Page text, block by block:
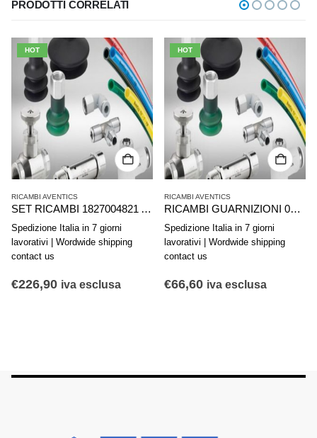
PRODOTTI CORRELATI
HOT
RICAMBI AVENTICS
SET RICAMBI 1827004821 AVENTICS SERIE PRA C10A D200 INTERIOR KIT
Spedizione Italia in 7 giorni
lavorativi | Wordwide shipping
contact us
€226,90 iva esclusa
HOT
RICAMBI AVENTICS
RICAMBI GUARNIZIONI 0490394605 AVENTICS SERIE 167/168-063
Spedizione Italia in 7 giorni
lavorativi | Wordwide shipping
contact us
€66,60 iva esclusa